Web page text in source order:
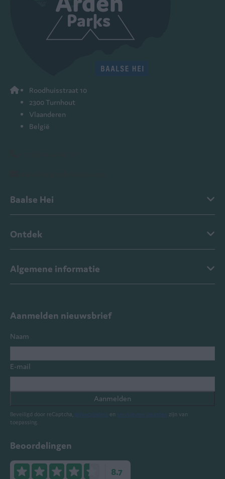
Roodhuisstraat 10
2300 Turnhout
Vlaanderen
België
Baalse Hei
Ontdek
Algemene informatie
Aanmelden nieuwsbrief
Naam
E-mail
Aanmelden
Beveiligd door reCaptcha, privacybeleid en servicevoorwaarden zijn van
toepassing.
Beoordelingen
8.7